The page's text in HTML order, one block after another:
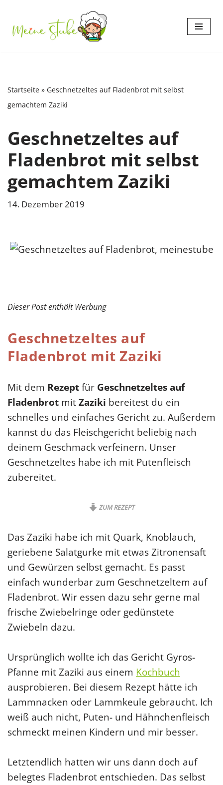
Zum
Startseite » Geschnetzeltes auf Fladenbrot mit selbst
gemachtem Zaziki
Geschnetzeltes auf
Fladenbrot mit selbst
gemachtem Zaziki
14. Dezember 2019
Dieser Post enthält Werbung
Geschnetzeltes auf
Fladenbrot mit Zaziki
Mit dem Rezeptfür Geschnetzeltes auf
Fladenbrot mitZaziki bereitest du ein
schnelles und einfaches Gericht zu. Außerdem
kannst du das Fleischgericht beliebig nach
deinem Geschmack verfeinern. Unser
Geschnetzeltes habe ich mit Putenfleisch
zubereitet.
ZUM REZEPT
Das Zaziki habe ich mit Quark, Knoblauch,
geriebene Salatgurke mit etwas Zitronensaft
und Gewürzen selbst gemacht. Es passt
einfach wunderbar zum Geschnetzeltem auf
Fladenbrot. Wir essen dazu sehr gerne mal
frische Zwiebelringe oder gedünstete
Zwiebeln dazu.
Ursprünglich wollte ich das Gericht Gyros-
Pfanne mit Zaziki aus einem Kochbuch
ausprobieren. Bei diesem Rezept hätte ich
Lammnacken oder Lammkeule gebraucht. Ich
weiß auch nicht, Puten- und Hähnchenfleisch
schmeckt meinen Kindern und mir besser.
Letztendlich hatten wir uns dann doch auf
belegtes Fladenbrot entschieden. Das selbst